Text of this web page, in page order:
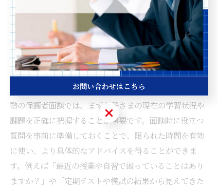
お子さまの現状把握に役立つ
面談質問例
塾の面談で使える現状把握の質問リスト
塾の保護者面談では、まずお子さまの現在の学習状況や
課題を正確に把握することが重要です。面談時に役立つ
質問を事前に準備しておくことで、限られた時間を有効
に使い、より具体的なアドバイスを得ることができま
す。例えば「最近の授業や自習で困っていることはあり
ますか？」や「定期テストや模試の結果から見えてきた
お問い合わせはこちら
お問い合わせはこちら